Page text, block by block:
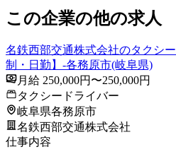
この企業の他の求人
名鉄西部交通株式会社のタクシ
制・日勤】-各務原市(岐阜県)
月給 250,000円〜250,000円
タクシードライバー
岐阜県各務原市
名鉄西部交通株式会社
仕事内容